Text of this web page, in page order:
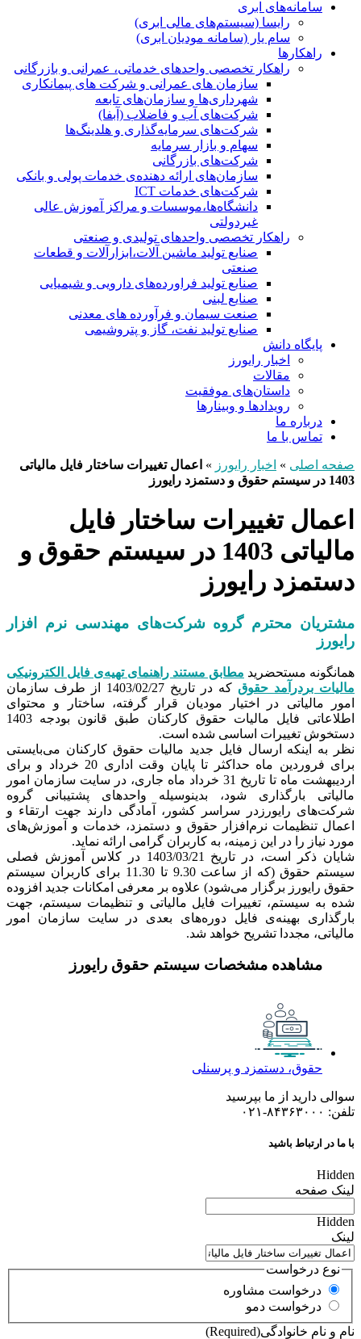
سامانه‌های ابری
رایسا (سیستم‌های مالی ابری)
سام یار (سامانه مودیان ابری)
راهکارها
راهکار تخصصی واحدهای خدماتی، عمرانی و بازرگانی
سازمان های عمرانی و شرکت های پیمانکاری
شهرداری‌ها و سازمان‌های تابعه
شرکت‌های آب و فاضلاب (آبفا)
شرکت‌های سرمایه‌گذاری و هلدینگ‌ها
سهام و بازار سرمایه
شرکت‌های بازرگانی
سازمان‌های ارائه دهنده‌ی خدمات پولی و بانکی
شرکت‌های خدمات ICT
دانشگاه‌ها،موسسات و مراکز آموزش عالی
غیردولتی
راهکار تخصصی واحدهای تولیدی و صنعتی
صنایع توليد ماشين آلات،ابزارآلات و قطعات
صنعتی
صنایع تولید فراورده‌های دارویی و شیمیایی
صنایع لبنی
صنعت سیمان و فرآورده های معدنی
صنایع تولید نفت، گاز و پتروشيمی
پایگاه دانش
اخبار رایورز
مقالات
داستان‌های موفقیت
رویدادها و وبینارها
درباره ما
تماس با ما
صفحه اصلی » اخبار رایورز » اعمال تغییرات ساختار فایل مالیاتی
1403 در سیستم حقوق و دستمزد رایورز
اعمال تغییرات ساختار فایل
مالیاتی 1403 در سیستم حقوق و
دستمزد رایورز
مشتریان محترم گروه شرکت‌های مهندسی نرم افزار
رایورز
همانگونه مستحضرید مطابق مستند راهنمای تهیه‌ی فایل الکترونیکی
مالیات بردرآمد حقوق
که در تاریخ 1403/02/27 از طرف سازمان
امور مالیاتی در اختیار مودیان قرار گرفته، ساختار و محتوای
اطلاعاتی فایل مالیات حقوق کارکنان طبق قانون بودجه 1403
دستخوش تغییرات اساسی شده است.
نظر به اینکه ارسال فایل جدید مالیات حقوق کارکنان می‌بایستی
برای فروردین ماه حداکثر تا پایان وقت اداری 20 خرداد و برای
اردیبهشت ماه تا تاریخ 31 خرداد ماه جاری، در سایت سازمان امور
مالیاتی بارگذاری شود، بدینوسیله واحدهای پشتیبانی گروه
شرکت‌های رایورزدر سراسر کشور، آمادگی دارند جهت ارتقاء و
اعمال تنظیمات نرم‌افزار حقوق و دستمزد، خدمات و آموزش‌های
مورد نیاز را در این زمینه، به کاربران گرامی ارائه نماید.
شایان ذکر است، در تاریخ 1403/03/21 در کلاس آموزش فصلی
سیستم حقوق (که از ساعت 9.30 تا 11.30 برای کاربران سیستم
حقوق رایورز برگزار می‌شود) علاوه بر معرفی امکانات جدید افزوده
شده به سیستم، تغییرات فایل مالیاتی و تنظیمات سیستم، جهت
بارگذاری بهینه‌ی فایل دوره‌های بعدی در سایت سازمان امور
مالیاتی، مجددا تشریح خواهد شد.
مشاهده مشخصات سیستم حقوق رایورز
حقوق، دستمزد و پرسنلی
سوالی دارید از ما بپرسید
تلفن: ۸۴۳۶۳۰۰۰-۰۲۱
با ما در ارتباط باشید
Hidden
لینک صفحه
Hidden
لینک
نوع درخواست
درخواست مشاوره
درخواست دمو
نام و نام خانوادگی(Required)